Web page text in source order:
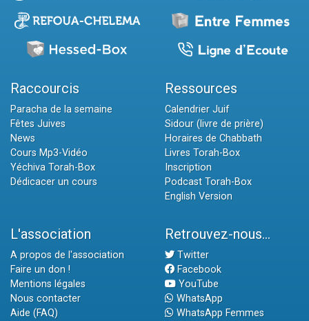
Raccourcis
Paracha de la semaine
Fêtes Juives
News
Cours Mp3-Vidéo
Yéchiva Torah-Box
Dédicacer un cours
Ressources
Calendrier Juif
Sidour (livre de prière)
Horaires de Chabbath
Livres Torah-Box
Inscription
Podcast Torah-Box
English Version
L'association
A propos de l'association
Faire un don !
Mentions légales
Nous contacter
Aide (FAQ)
Retrouvez-nous...
Twitter
Facebook
YouTube
WhatsApp
WhatsApp Femmes